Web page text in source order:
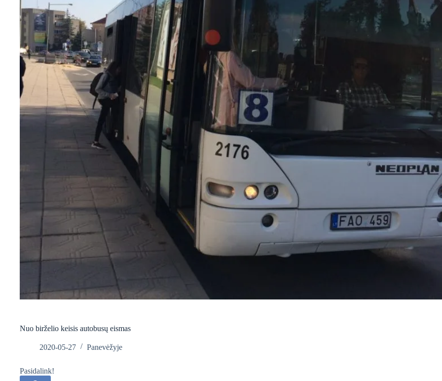
Nuo birželio keisis autobusų eismas
2020-05-27 Panevėžyje
Pasidalink!